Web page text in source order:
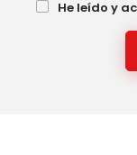
He leído y